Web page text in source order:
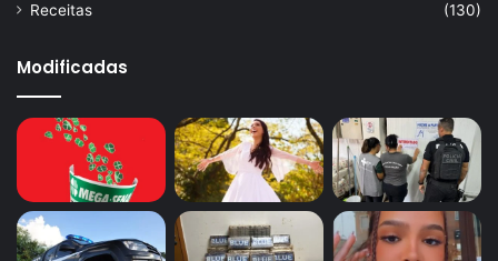
Receitas
(130)
Modificadas